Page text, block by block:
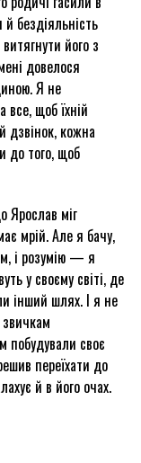
бездіяльність
його з
довелося
Я не
все, щоб їхній
дзвінок, кожна
до того, щоб
Ярослав міг
мрій. Але я бачу,
і розумію — я
у своєму світі, де
інший шлях. І я не
побудували своє
переїхати до
й в його очах.